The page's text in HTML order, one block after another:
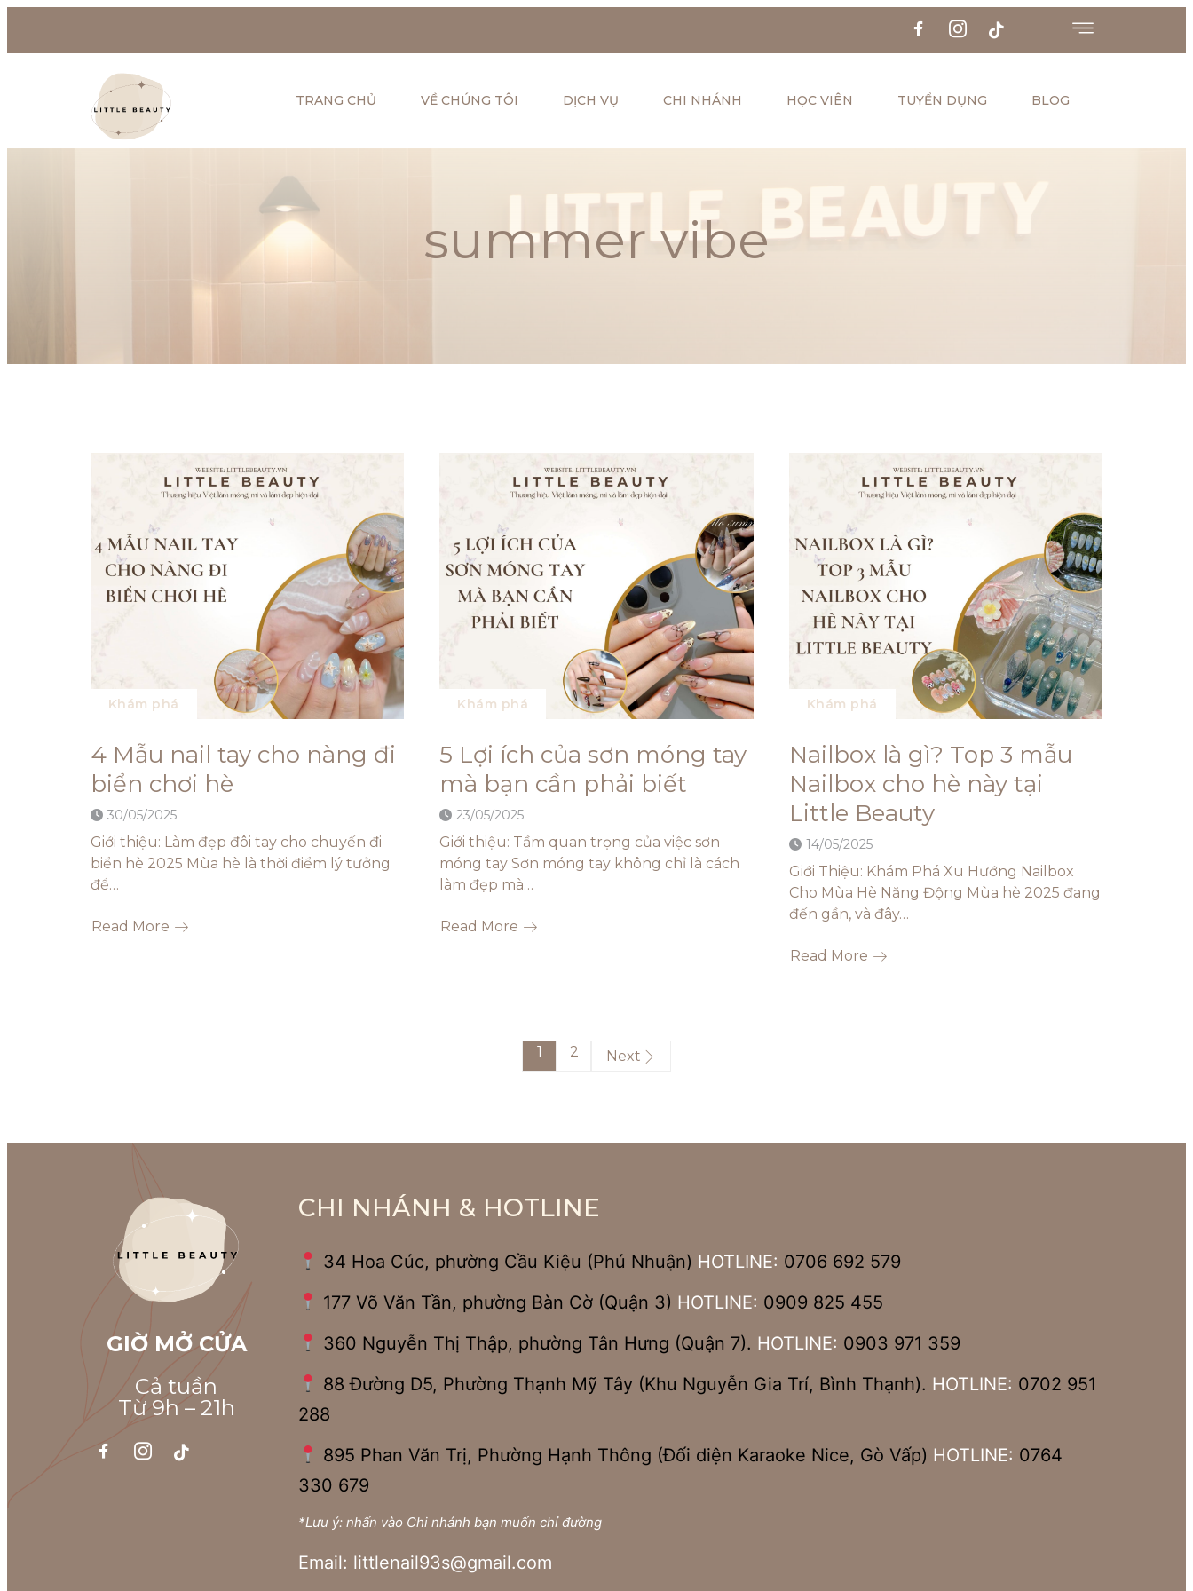
TRANG CHỦ VỀ CHÚNG TÔI DỊCH VỤ CHI NHÁNH HỌC VIÊN TUYỂN DỤNG BLOG
summer vibe
Khám phá
4 Mẫu nail tay cho nàng đi
biển chơi hè
30/05/2025
Giới thiệu: Làm đẹp đôi tay cho chuyến đi
biển hè 2025 Mùa hè là thời điểm lý tưởng
để…
Read More
Khám phá
5 Lợi ích của sơn móng tay
mà bạn cần phải biết
23/05/2025
Giới thiệu: Tầm quan trọng của việc sơn
móng tay Sơn móng tay không chỉ là cách
làm đẹp mà…
Read More
Khám phá
Nailbox là gì? Top 3 mẫu
Nailbox cho hè này tại
Little Beauty
14/05/2025
Giới Thiệu: Khám Phá Xu Hướng Nailbox
Cho Mùa Hè Năng Động Mùa hè 2025 đang
đến gần, và đây…
Read More
1 2 Next
GIỜ MỞ CỬA
Cả tuần
Từ 9h – 21h
CHI NHÁNH & HOTLINE
34 Hoa Cúc, phường Cầu Kiệu (Phú Nhuận) HOTLINE: 0706 692 579
177 Võ Văn Tần, phường Bàn Cờ (Quận 3) HOTLINE: 0909 825 455
360 Nguyễn Thị Thập, phường Tân Hưng (Quận 7). HOTLINE: 0903 971 359
88 Đường D5, Phường Thạnh Mỹ Tây (Khu Nguyễn Gia Trí, Bình Thạnh). HOTLINE: 0702 951
288
895 Phan Văn Trị, Phường Hạnh Thông (Đối diện Karaoke Nice, Gò Vấp) HOTLINE: 0764
330 679
*Lưu ý: nhấn vào Chi nhánh bạn muốn chỉ đường
Email: littlenail93s@gmail.com